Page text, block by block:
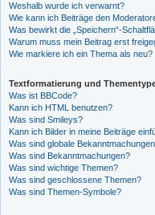
Weshalb wurde ich verwarnt?
Wie kann ich Beiträge den
Was bewirkt die „Speichern“-
Warum muss mein Beitrag erst
Wie markiere ich ein Thema als neu?
Textformatierung und
Was ist BBCode?
Kann ich HTML benutzen?
Was sind Smileys?
Kann ich Bilder in meine Beiträge
Was sind globale
Was sind Bekanntmachungen?
Was sind wichtige Themen?
Was sind geschlossene Themen?
Was sind Themen-Symbole?